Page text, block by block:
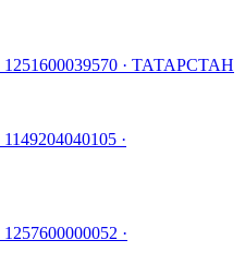
1251600039570 · ТАТАРСТАН
1149204040105 ·
1257600000052 ·